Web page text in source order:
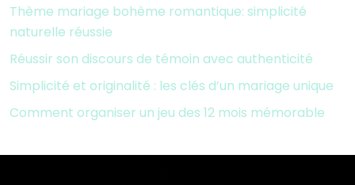
Thème mariage bohème romantique: simplicité
naturelle réussie
Réussir son discours de témoin avec authenticité
Simplicité et originalité : les clés d’un mariage unique
Comment organiser un jeu des 12 mois mémorable